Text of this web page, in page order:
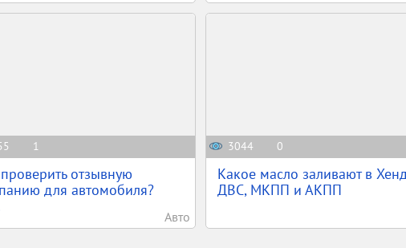
1
отзывную
для автомобиля?
Авто
3044 0
Какое масло заливают в
ДВС, МКПП и АКПП